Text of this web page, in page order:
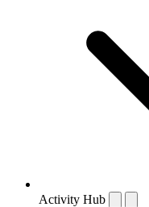
Activity Hub